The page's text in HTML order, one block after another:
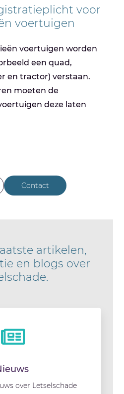
voor
voertuigen
voertuigen worden
een quad,
en tractor) verstaan.
moeten de
deze laten
Contact
artikelen,
en blogs over
over Letselschade